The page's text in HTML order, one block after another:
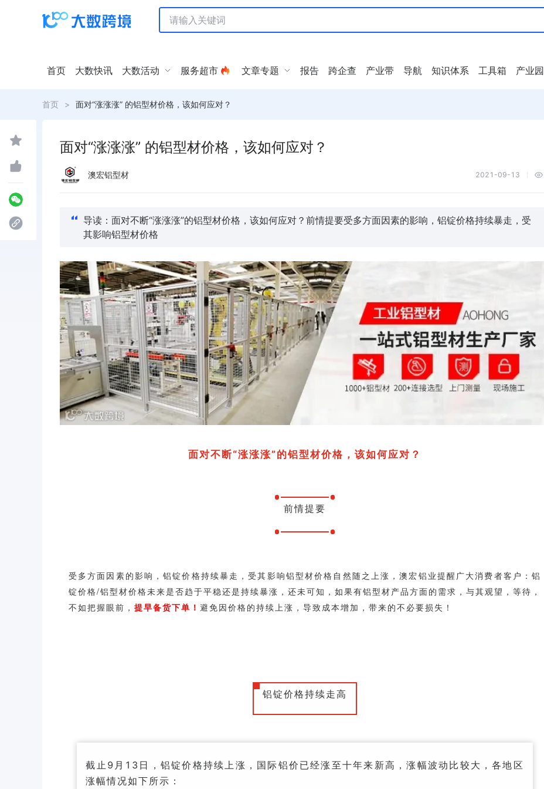
首页 大数快讯 大数活动 服务超市 文章专题 报告 跨企查 产业带 导航 知识体系 工具箱 产业园
首页 > 面对“涨涨涨” 的铝型材价格，该如何应对？
面对“涨涨涨” 的铝型材价格，该如何应对？
澳宏铝型材 2021-09-13
导读：面对不断“涨涨涨”的铝型材价格，该如何应对？前情提要受多方面因素的影响，铝锭价格持续暴走，受
其影响铝型材价格
面对不断“涨涨涨”的铝型材价格，该如何应对？
前情提要
受多方面因素的影响，铝锭价格持续暴走，受其影响铝型材价格自然随之上涨，澳宏铝业提醒广大消费者客户：铝
锭价格/铝型材价格未来是否趋于平稳还是持续暴涨，还未可知，如果有铝型材产品方面的需求，与其观望，等待，
不如把握眼前， 提早备货下单 ！ 避免因价格的持续上涨，导致成本增加，带来的不必要损失！
铝锭价格持续走高
截止9月13日，铝锭价格持续上涨，国际铝价已经涨至十年来新高，涨幅波动比较大，各地区
涨幅情况如下所示：